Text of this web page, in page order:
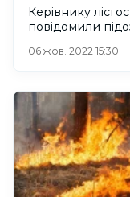
Керівнику
повідомили
06 жов. 2022 15:30